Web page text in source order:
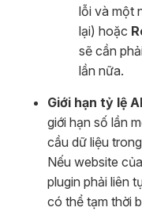
lỗi và một
lại) hoặc
sẽ cần
lần nữa.
Giới hạn tỷ lệ
giới hạn số lần
cầu dữ liệu
Nếu website
plugin phải liên
có thể tạm thời